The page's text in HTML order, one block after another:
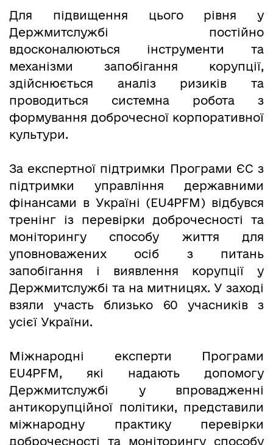
Для підвищення цього рівня у
Держмитслужбі постійно
вдосконалюються інструменти та
механізми запобігання корупції,
здійснюється аналіз ризиків та
проводиться системна робота з
формування доброчесної корпоративної
культури.
За експертної підтримки Програми ЄС з
підтримки управління державними
фінансами в Україні (EU4PFM) відбувся
тренінг із перевірки доброчесності та
моніторингу способу життя для
уповноважених осіб з питань
запобігання і виявлення корупції у
Держмитслужбі та на митницях. У заході
взяли участь близько 60 учасників з
усієї України.
Міжнародні експерти Програми
EU4PFM, які надають допомогу
Держмитслужбі у впровадженні
антикорупційної політики, представили
міжнародну практику перевірки
доброчесності та моніторингу способу